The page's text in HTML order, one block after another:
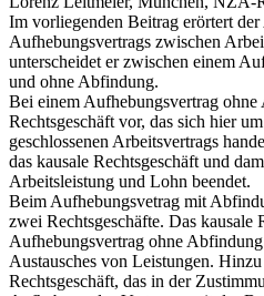
Im vorliegenden Beitrag erörtert
Aufhebungsvertrags zwischen
unterscheidet er zwischen einem
und ohne Abfindung.
Bei einem Aufhebungsvertrag
Rechtsgeschäft vor, das sich hier
geschlossenen Arbeitsvertrags
das kausale Rechtsgeschäft und
Arbeitsleistung und Lohn beendet.
Beim Aufhebungsvetrag mit
zwei Rechtsgeschäfte. Das kausale
Aufhebungsvertrag ohne
Austausches von Leistungen.
Rechtsgeschäft, das in der